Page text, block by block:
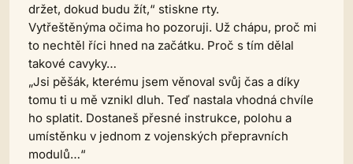
držet, dokud budu žít,“ stiskne rty.
Vytřeštěnýma očima ho pozoruji. Už chápu, proč mi
to nechtěl říci hned na začátku. Proč s tím dělal
takové cavyky…
„Jsi pěšák, kterému jsem věnoval svůj čas a díky
tomu ti u mě vznikl dluh. Teď nastala vhodná chvíle
ho splatit. Dostaneš přesné instrukce, polohu a
umístěnku v jednom z vojenských přepravních
modulů…“